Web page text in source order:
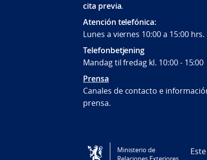
cita previa.
Atención telefónica:
Lunes a viernes 10:00 a 15:00 hrs.
Telefonbetjening
Mandag til fredag kl. 10:00 - 15:00
Prensa
Canales de contacto e
prensa.
Tilgjengelighetserklæring /
Ministerio de